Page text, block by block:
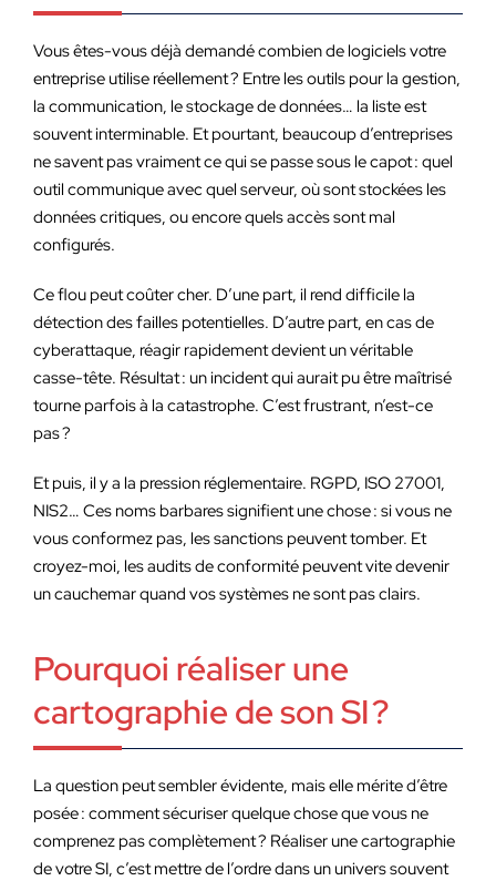
Vous êtes-vous déjà demandé combien de logiciels votre
entreprise utilise réellement ? Entre les outils pour la gestion,
la communication, le stockage de données… la liste est
souvent interminable. Et pourtant, beaucoup d’entreprises
ne savent pas vraiment ce qui se passe sous le capot : quel
outil communique avec quel serveur, où sont stockées les
données critiques, ou encore quels accès sont mal
configurés.
Ce flou peut coûter cher. D’une part, il rend difficile la
détection des failles potentielles. D’autre part, en cas de
cyberattaque, réagir rapidement devient un véritable
casse-tête. Résultat : un incident qui aurait pu être maîtrisé
tourne parfois à la catastrophe. C’est frustrant, n’est-ce
pas ?
Et puis, il y a la pression réglementaire. RGPD, ISO 27001,
NIS2… Ces noms barbares signifient une chose : si vous ne
vous conformez pas, les sanctions peuvent tomber. Et
croyez-moi, les audits de conformité peuvent vite devenir
un cauchemar quand vos systèmes ne sont pas clairs.
Pourquoi réaliser une
cartographie de son SI ?
La question peut sembler évidente, mais elle mérite d’être
posée : comment sécuriser quelque chose que vous ne
comprenez pas complètement ? Réaliser une cartographie
de votre SI, c’est mettre de l’ordre dans un univers souvent